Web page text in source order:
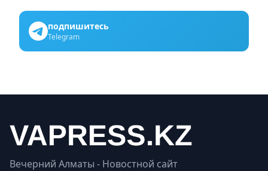
подпишитесь
Telegram
Вечерний Алматы - Новостной сайт